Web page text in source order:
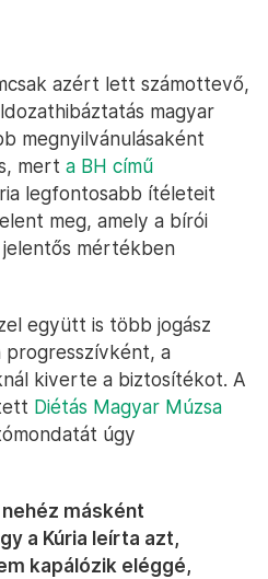
azért lett számottevő,
magyar
megnyilvánulásaként
mert a BH című
legfontosabb ítéleteit
meg, amely a bírói
mértékben
együtt is több jogász
progresszívként, a
kiverte a biztosítékot. A
Diétás Magyar Múzsa
úgy
másként
a Kúria leírta azt,
kapálózik eléggé,